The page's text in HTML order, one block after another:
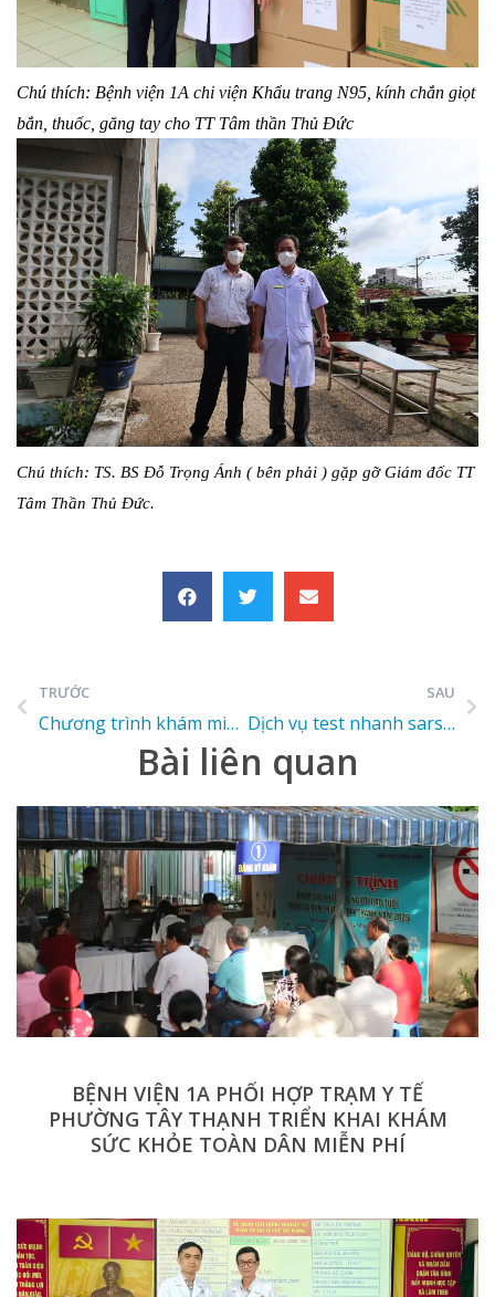
Chú thích: Bệnh viện 1A chi viện Khẩu trang N95, kính chắn giọt
bắn, thuốc, găng tay cho TT Tâm thần Thủ Đức
Chú thích: TS. BS Đỗ Trọng Ánh ( bên phải ) gặp gỡ Giám đốc TT
Tâm Thần Thủ Đức.
TRƯỚC
Chương trình khám miễn phí cho bệnh nhân sẹo bỏng, dị tật.
SAU
Dịch vụ test nhanh sars-covid tại bệnh viện 1a
Bài liên quan
BỆNH VIỆN 1A PHỐI HỢP TRẠM Y TẾ
PHƯỜNG TÂY THẠNH TRIỂN KHAI KHÁM
SỨC KHỎE TOÀN DÂN MIỄN PHÍ